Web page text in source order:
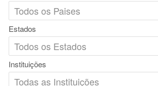
Estados
Instituições